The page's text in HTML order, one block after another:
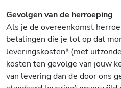
Gevolgen van de herroeping
Als je de overeenkomst
betalingen die je tot op dat
leveringskosten* (met
kosten ten gevolge van jouw
van levering dan de door ons